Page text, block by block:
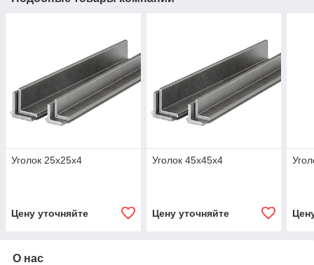
Уголок 25х25х4
Цену уточняйте
Уголок 45х45х4
Цену уточняйте
О нас